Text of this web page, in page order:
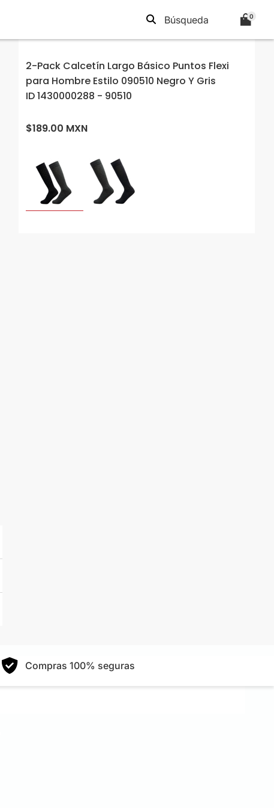
0
2-Pack Calcetín Largo Básico Puntos Flexi
para Hombre Estilo 090510 Negro Y Gris
ID 1430000288 - 90510
$189.00 MXN
Compras 100% seguras